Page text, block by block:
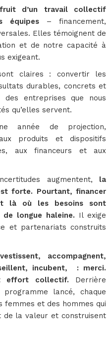
d’un travail collectif
équipes – financement,
Elles témoignent de
et de notre capacité à
exigeant.
claires : convertir les
durables, concrets et
entreprises que nous
qu’elles servent.
année de projection,
produits et dispositifs
aux financeurs et aux
augmentent, la
forte. Pourtant, financer
là où les besoins sont
longue haleine. Il exige
et partenariats construits
accompagnent,
incubent, : merci.
effort collectif. Derrière
lancé, chaque
femmes et des hommes qui
de la valeur et construisent